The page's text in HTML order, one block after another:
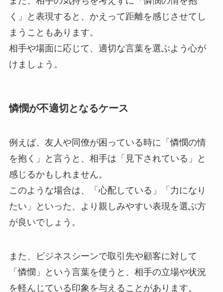
く」と表現すると、かえって距離を感じさせてし
まうこともあります。
相手や場面に応じて、適切な言葉を選ぶよう心が
けましょう。
憐憫が不適切となるケース
例えば、友人や同僚が困っている時に「憐憫の情
を抱く」と言うと、相手は「見下されている」と
感じるかもしれません。
このような場合は、「心配している」「力になり
たい」といった、より親しみやすい表現を選ぶ方
が良いでしょう。
また、ビジネスシーンで取引先や顧客に対して
「憐憫」という言葉を使うと、相手の立場や状況
を軽んじている印象を与えることがあります。